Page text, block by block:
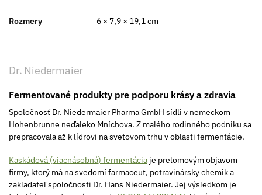
Rozmery 6 × 7,9 × 19,1 cm
Dr. Niedermaier
Fermentované produkty pre podporu krásy a zdravia
Spoločnosť Dr. Niedermaier Pharma GmbH sídli v nemeckom
Hohenbrunne neďaleko Mníchova. Z malého rodinného podniku sa
prepracovala až k lídrovi na svetovom trhu v oblasti fermentácie.
Kaskádová (viacnásobná) fermentácia je prelomovým objavom
firmy, ktorý má na svedomí farmaceut, potravinársky chemik a
zakladateľ spoločnosti Dr. Hans Niedermaier. Jej výsledkom je